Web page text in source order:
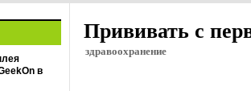
в
Прививать с
здравоохранение